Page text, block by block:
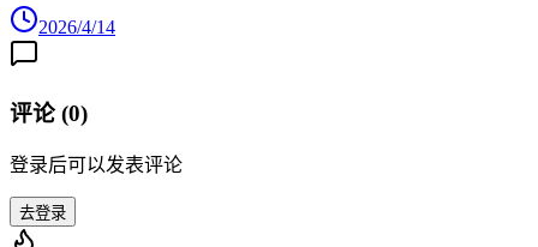
2026/4/14
评论 (0)
登录后可以发表评论
去登录